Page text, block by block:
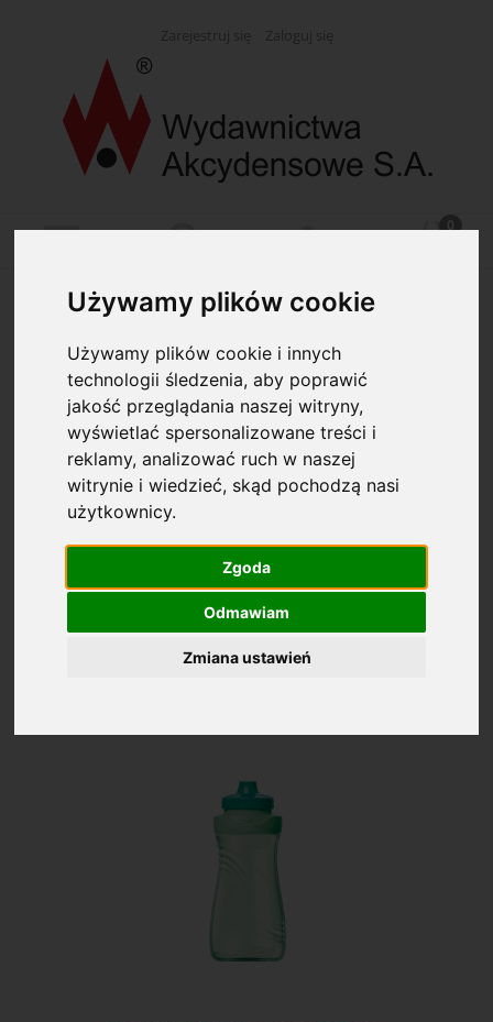
Używamy plików cookie
Używamy plików cookie i innych
technologii śledzenia, aby poprawić
jakość przeglądania naszej witryny,
wyświetlać spersonalizowane treści i
reklamy, analizować ruch w naszej
witrynie i wiedzieć, skąd pochodzą nasi
użytkownicy.
Zgoda
Odmawiam
Zmiana ustawień
Opcje przeglądania
Kategorie: (wybierz)
Dostępność: (wybierz)
Cena: (wybierz)
Średnia ocena: 4.3
ocen